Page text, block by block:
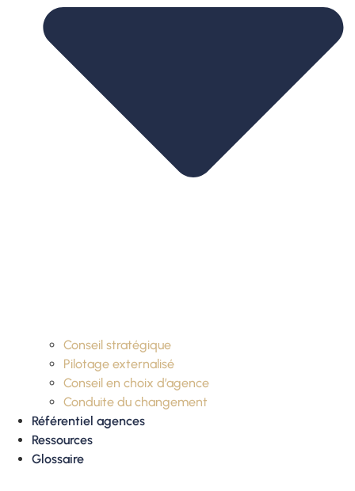
Conseil stratégique
Pilotage externalisé
Conseil en choix d’agence
Conduite du changement
Référentiel agences
Ressources
Glossaire